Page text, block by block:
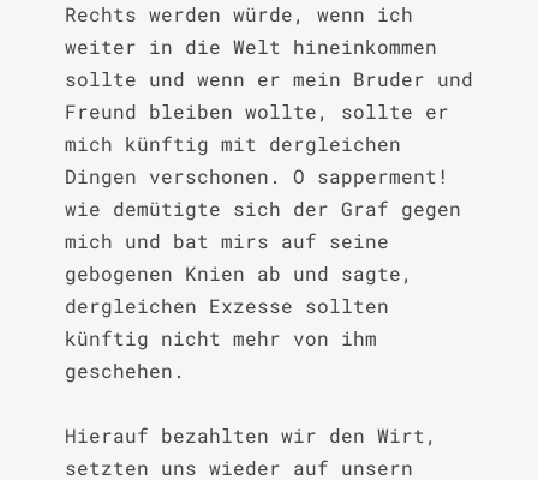
Rechts werden würde, wenn ich
weiter in die Welt hineinkommen
sollte und wenn er mein Bruder und
Freund bleiben wollte, sollte er
mich künftig mit dergleichen
Dingen verschonen. O sapperment!
wie demütigte sich der Graf gegen
mich und bat mirs auf seine
gebogenen Knien ab und sagte,
dergleichen Exzesse sollten
künftig nicht mehr von ihm
geschehen.
Hierauf bezahlten wir den Wirt,
setzten uns wieder auf unsern